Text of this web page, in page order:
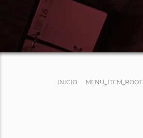
INICIO MENU_ITEM_ROOT